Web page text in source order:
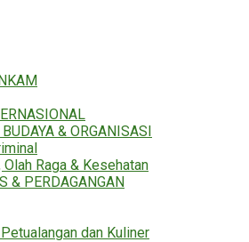
& ORGANISASI
Raga & Kesehatan
& PERDAGANGAN
dan Kuliner